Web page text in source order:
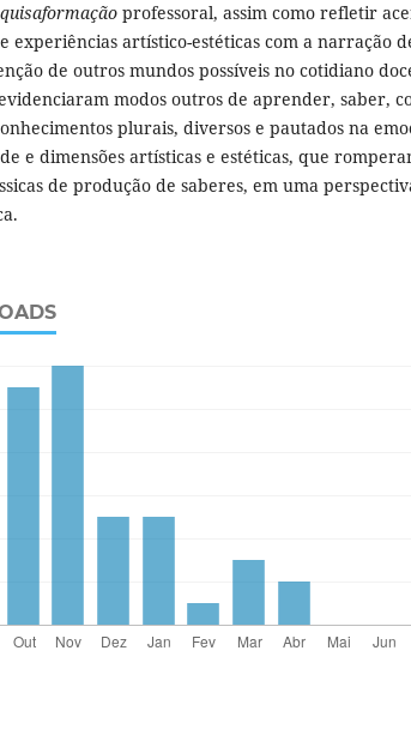
professoral, assim como refletir
experiências artístico-estéticas com a narração
de outros mundos possíveis no cotidiano
modos outros de aprender, saber,
plurais, diversos e pautados na
e dimensões artísticas e estéticas, que
de produção de saberes, em uma